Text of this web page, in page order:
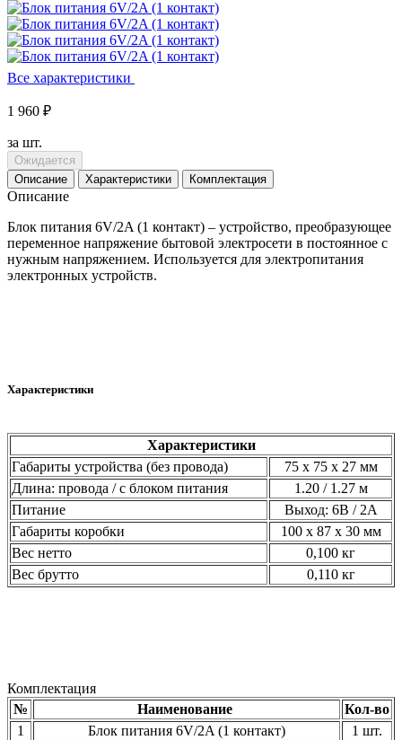
Все характеристики
1 960 ₽
за шт.
Ожидается
Описание
Характеристики Комплектация
Описание
Блок питания 6V/2A (1 контакт) – устройство, преобразующее
переменное напряжение бытовой электросети в постоянное с
нужным напряжением. Используется для электропитания
электронных устройств.
Характеристики
Характеристики
Габариты устройства (без провода)
75 х 75 х 27 мм
Длина: провода / с блоком питания
1.20 / 1.27 м
Питание
Выход: 6В / 2А
Габариты коробки
100 х 87 х 30 мм
Вес нетто
0,100 кг
Вес брутто
0,110 кг
Комплектация
№
Наименование
Кол-во
1
Блок питания 6V/2A (1 контакт)
1 шт.